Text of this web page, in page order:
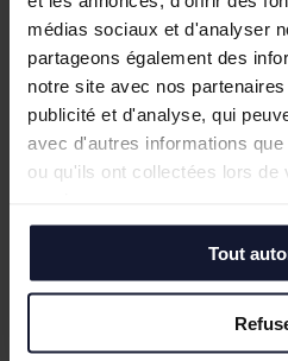
médias sociaux et d'analyser
partageons également des
notre site avec nos
publicité et d'analyse, qui
avec d'autres informations
ou qu'ils ont collectées lors de
Tout